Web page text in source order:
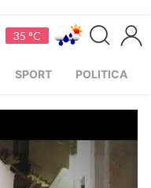
35 °C
SPORT POLITICA